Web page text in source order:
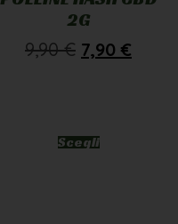
2G
9,90€ 7,90 €
Scegli